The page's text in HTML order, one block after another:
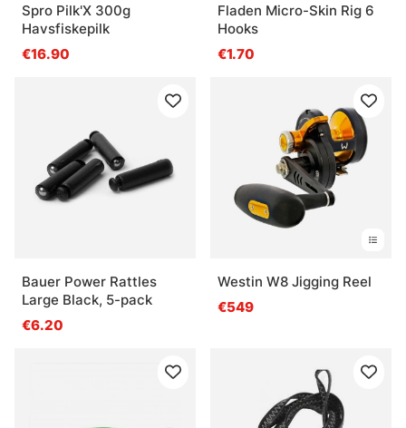
Spro Pilk'X 300g
Havsfiskepilk
€16.90
Fladen Micro-Skin Rig 6
Hooks
€1.70
Bauer Power Rattles
Large Black, 5-pack
€6.20
Westin W8 Jigging Reel
€549